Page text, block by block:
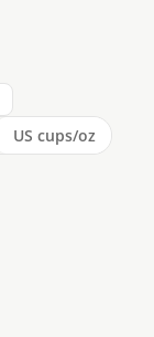
US cups/oz